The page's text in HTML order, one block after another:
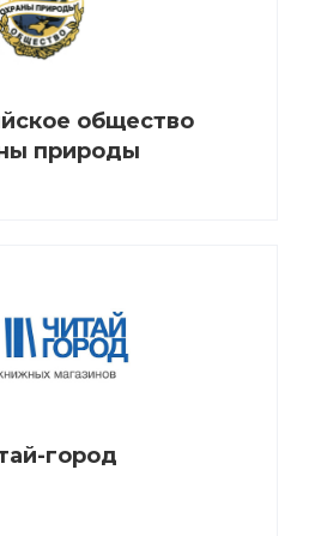
общество
природы
город